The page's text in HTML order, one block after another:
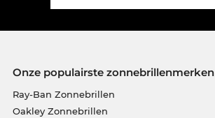
Onze populairste zonnebrillenmerken
Ray-Ban Zonnebrillen
Oakley Zonnebrillen